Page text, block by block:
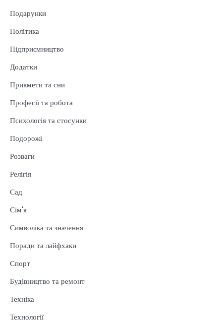
Подарунки
Політика
Підприємництво
Додатки
Прикмети та сни
Професії та робота
Психологія та стосунки
Подорожі
Розваги
Релігія
Сад
Сім'я
Символіка та значення
Поради та лайфхаки
Спорт
Будівництво та ремонт
Техніка
Технології